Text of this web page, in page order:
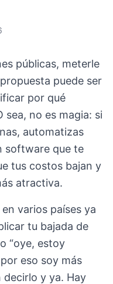
públicas, meterle
puede ser
por qué
sea, no es magia: si
automatizas
software que te
tus costos bajan y
atractiva.
varios países ya
tu bajada de
“oye, estoy
eso soy más
decirlo y ya. Hay